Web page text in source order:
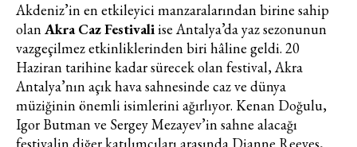
Akdeniz’in en etkileyici manzaralarından birine sahip
olanAkra Caz Festivaliise Antalya’da yaz sezonunun
vazgeçilmez etkinliklerinden biri hâline geldi. 20
Haziran tarihine kadar sürecek olan festival, Akra
Antalya’nın açık hava sahnesinde caz ve dünya
müziğinin önemli isimlerini ağırlıyor. Kenan Doğulu,
Igor Butman ve Sergey Mezayev’in sahne alacağı